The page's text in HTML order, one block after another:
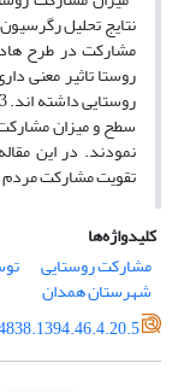
نتایج تحلیل
مشارکت در طرح
روستا تاثیر معنی
سطح و میزان
نمودند. در این
تقویت مشارکت
کلیدواژه‌ها
مشارکت روستایی
شهرستان همدان